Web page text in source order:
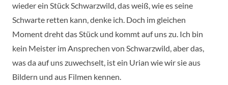
wieder ein Stück Schwarzwild, das weiß, wie es seine
Schwarte retten kann, denke ich. Doch im gleichen
Moment dreht das Stück und kommt auf uns zu. Ich bin
kein Meister im Ansprechen von Schwarzwild, aber das,
was da auf uns zuwechselt, ist ein Urian wie wir sie aus
Bildern und aus Filmen kennen.